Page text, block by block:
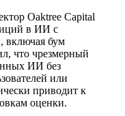
Oaktree Capital
в ИИ с
бум
что чрезмерный
ИИ без
или
приводит к
оценки.